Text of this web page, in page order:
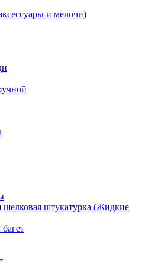
и мелочи)
шелковая штукатурка (Жидкие